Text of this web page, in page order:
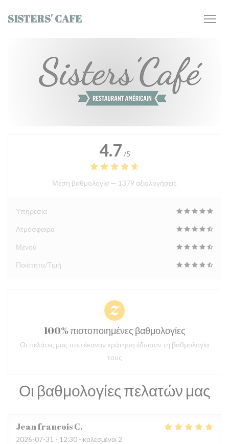
SISTERS' CAFE
Οι βαθμολογίες πελατών μας
Jean francoisC
2026-07-31 - 12:30 - καλεσμένοι 2
4.7 /5
Μέση βαθμολογία — 1379 αξιολογήσεις
Υπηρεσία
Ατμόσφαιρα
Μενού
Ποιότητα/Τιμή
100% πιστοποιημένες βαθμολογίες
Οι πελάτες μας που έκαναν κράτηση έδωσαν τη βαθμολογία
τους